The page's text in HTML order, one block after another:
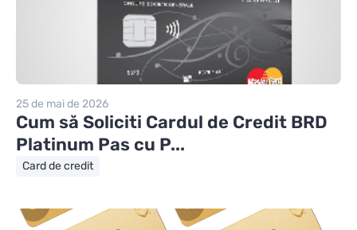
25 de mai de 2026
Cum să Soliciti Cardul de Credit BRD
Platinum Pas cu P...
Card de credit